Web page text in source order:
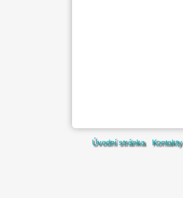
Úvodní stránka Kontakty